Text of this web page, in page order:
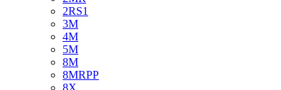
2RS1
3M
4M
5M
8M
8MRPP
8X